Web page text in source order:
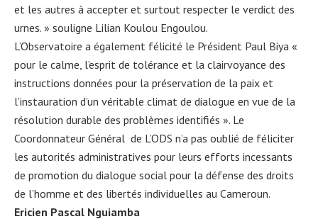
et les autres à accepter et surtout respecter le verdict des
urnes. » souligne Lilian Koulou Engoulou.
L’Observatoire a également félicité le Président Paul Biya «
pour le calme, l’esprit de tolérance et la clairvoyance des
instructions données pour la préservation de la paix et
l’instauration d’un véritable climat de dialogue en vue de la
résolution durable des problèmes identifiés ». Le
Coordonnateur Général de L’ODS n’a pas oublié de féliciter
les autorités administratives pour leurs efforts incessants
de promotion du dialogue social pour la défense des droits
de l’homme et des libertés individuelles au Cameroun.
Ericien Pascal Nguiamba